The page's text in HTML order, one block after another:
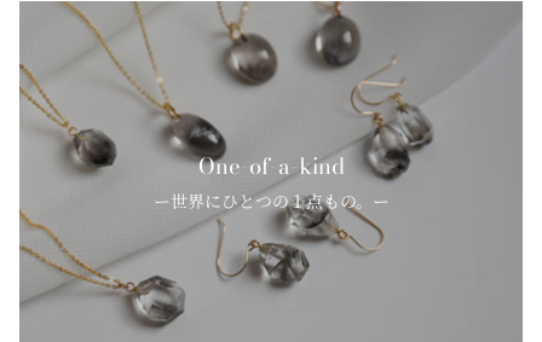
One-of-a-kind
ー世界にひとつの１点もの。ー